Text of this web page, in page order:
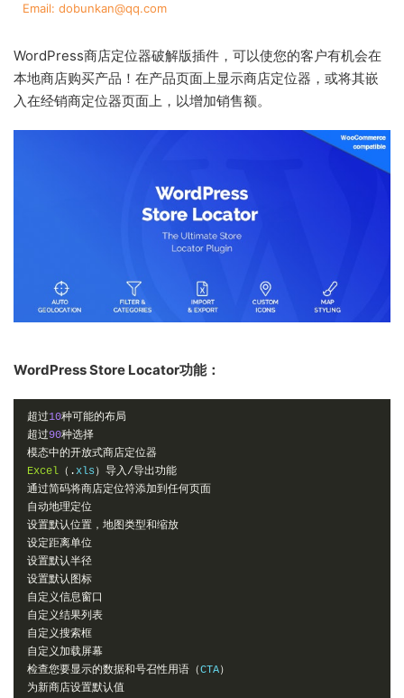
Email: dobunkan@qq.com
WordPress商店定位器破解版插件，可以使您的客户有机会在
本地商店购买产品！在产品页面上显示商店定位器，或将其嵌
入在经销商定位器页面上，以增加销售额。
WordPress Store Locator功能：
超过10种可能的布局
超过90种选择
模态中的开放式商店定位器
Excel （.xls ）导入/导出功能
通过简码将商店定位符添加到任何页面
自动地理定位
设置默认位置，地图类型和缩放
设定距离单位
设置默认半径
设置默认图标
自定义信息窗口
自定义结果列表
自定义搜索框
自定义加载屏幕
检查您要显示的数据和号召性用语（CTA）
为新商店设置默认值